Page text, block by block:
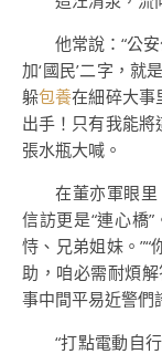
他常說：“公
加‘國民’二字，就
躲包養在細碎大事
出手！只有我能
張水瓶大喊。
在董亦軍眼里
信訪更是“連心橋
恃、兄弟姐妹。
助，咱必需耐煩
事中間平易近警們
“打點電動自